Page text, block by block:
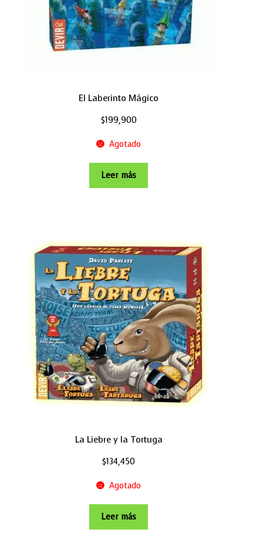
El Laberinto Mágico
$199,900
Agotado
Leer más
La Liebre y la Tortuga
$134,450
Agotado
Leer más